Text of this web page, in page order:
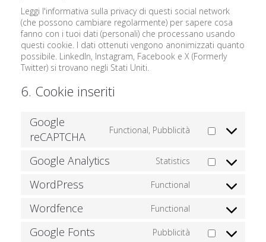
Leggi l'informativa sulla privacy di questi social network
(che possono cambiare regolarmente) per sapere cosa
fanno con i tuoi dati (personali) che processano usando
questi cookie. I dati ottenuti vengono anonimizzati quanto
possibile. LinkedIn, Instagram, Facebook e X (Formerly
Twitter) si trovano negli Stati Uniti.
6. Cookie inseriti
Google
reCAPTCHA
Functional, Pubblicità
Consent
service
google-
Google Analytics Statistics
Consent
service
analytics
WordPress Functional
Consent
service
Wordfence Functional
Consent
service
Google Fonts Pubblicità
Consent